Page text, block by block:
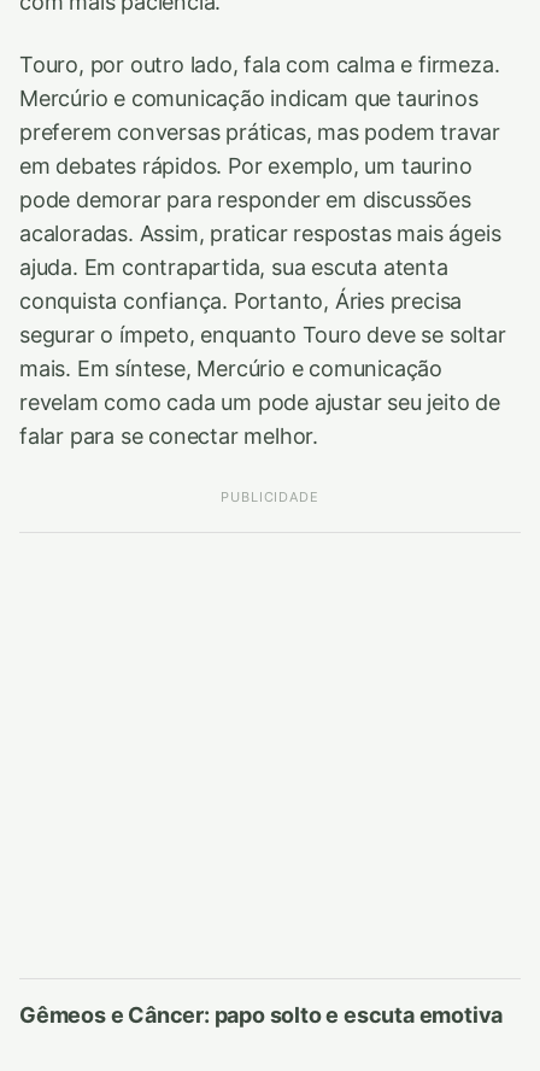
Touro, por outro lado, fala com calma e firmeza.
Mercúrio e comunicação indicam que taurinos
preferem conversas práticas, mas podem travar
em debates rápidos. Por exemplo, um taurino
pode demorar para responder em discussões
acaloradas. Assim, praticar respostas mais ágeis
ajuda. Em contrapartida, sua escuta atenta
conquista confiança. Portanto, Áries precisa
segurar o ímpeto, enquanto Touro deve se soltar
mais. Em síntese, Mercúrio e comunicação
revelam como cada um pode ajustar seu jeito de
falar para se conectar melhor.
PUBLICIDADE
Gêmeos e Câncer: papo solto e escuta emotiva